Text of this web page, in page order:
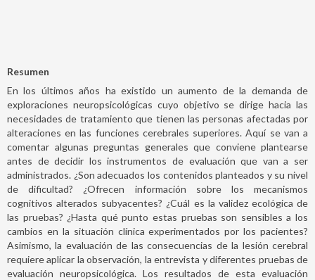
Resumen
En los últimos años ha existido un aumento de la demanda de
exploraciones neuropsicológicas cuyo objetivo se dirige hacia las
necesidades de tratamiento que tienen las personas afectadas por
alteraciones en las funciones cerebrales superiores. Aquí se van a
comentar algunas preguntas generales que conviene plantearse
antes de decidir los instrumentos de evaluación que van a ser
administrados. ¿Son adecuados los contenidos planteados y su nivel
de dificultad? ¿Ofrecen información sobre los mecanismos
cognitivos alterados subyacentes? ¿Cuál es la validez ecológica de
las pruebas? ¿Hasta qué punto estas pruebas son sensibles a los
cambios en la situación clínica experimentados por los pacientes?
Asimismo, la evaluación de las consecuencias de la lesión cerebral
requiere aplicar la observación, la entrevista y diferentes pruebas de
evaluación neuropsicológica. Los resultados de esta evaluación